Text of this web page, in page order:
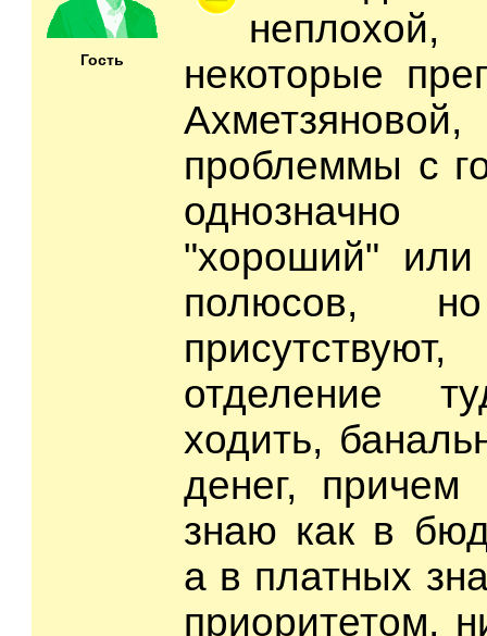
Гость
некоторые
проблеммы с
однозначно
"хороший" или
полюсов,
отделение
ходить,
денег,
знаю как в
а в платных
приоритетом,